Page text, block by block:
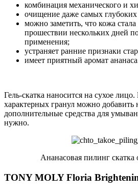
комбинация механического и
очищение даже самых
можно заметить, что кожа
прошествии нескольких дней
применения;
устраняет ранние признаки
имеет приятный аромат
Гель-скатка наносится на сухое
характерных гранул можно
дополнительные средства для
нужно.
Ананасовая пилинг
TONY MOLY Floria